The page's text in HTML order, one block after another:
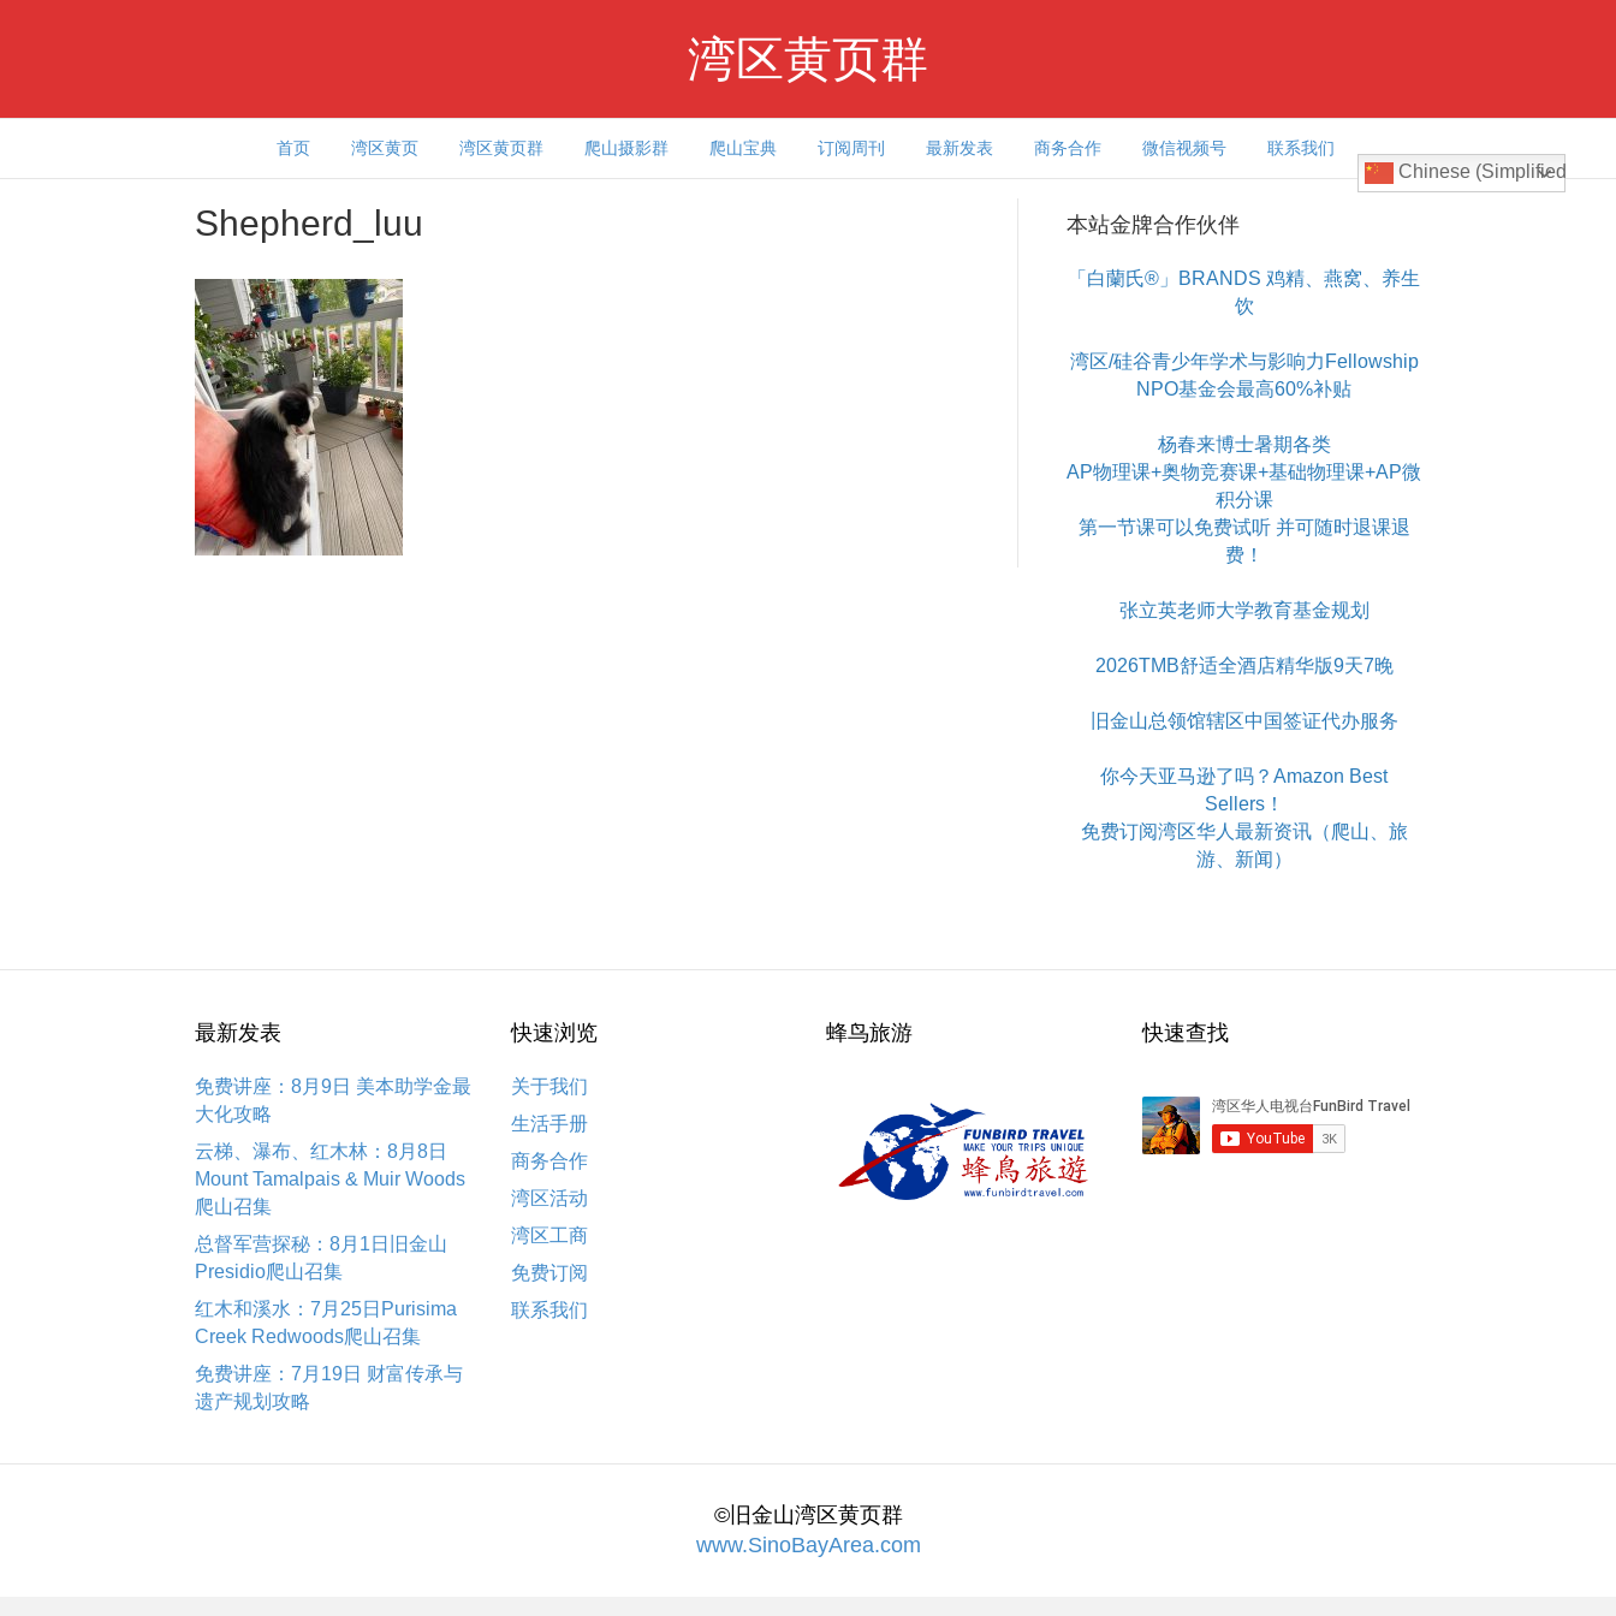
湾区黄页群
首页 湾区黄页 湾区黄页群 爬山摄影群 爬山宝典 订阅周刊 最新发表 商务合作 微信视频号 联系我们
Chinese (Simplified)
Shepherd_luu 本站金牌合作伙伴
「白蘭氏®」BRANDS 鸡精、燕窝、养生
饮
湾区/硅谷青少年学术与影响力Fellowship
NPO基金会最高60%补贴
杨春来博士暑期各类
AP物理课+奥物竞赛课+基础物理课+AP微
积分课
第一节课可以免费试听 并可随时退课退
费！
张立英老师大学教育基金规划
2026TMB舒适全酒店精华版9天7晚
旧金山总领馆辖区中国签证代办服务
你今天亚马逊了吗？Amazon Best
Sellers！
免费订阅湾区华人最新资讯（爬山、旅
游、新闻）
最新发表
免费讲座：8月9日 美本助学金最
大化攻略
云梯、瀑布、红木林：8月8日
Mount Tamalpais & Muir Woods
爬山召集
总督军营探秘：8月1日旧金山
Presidio爬山召集
红木和溪水：7月25日Purisima
Creek Redwoods爬山召集
免费讲座：7月19日 财富传承与
遗产规划攻略
快速浏览
关于我们
生活手册
商务合作
湾区活动
湾区工商
免费订阅
联系我们
蜂鸟旅游 快速查找
©旧金山湾区黄页群
www.SinoBayArea.com